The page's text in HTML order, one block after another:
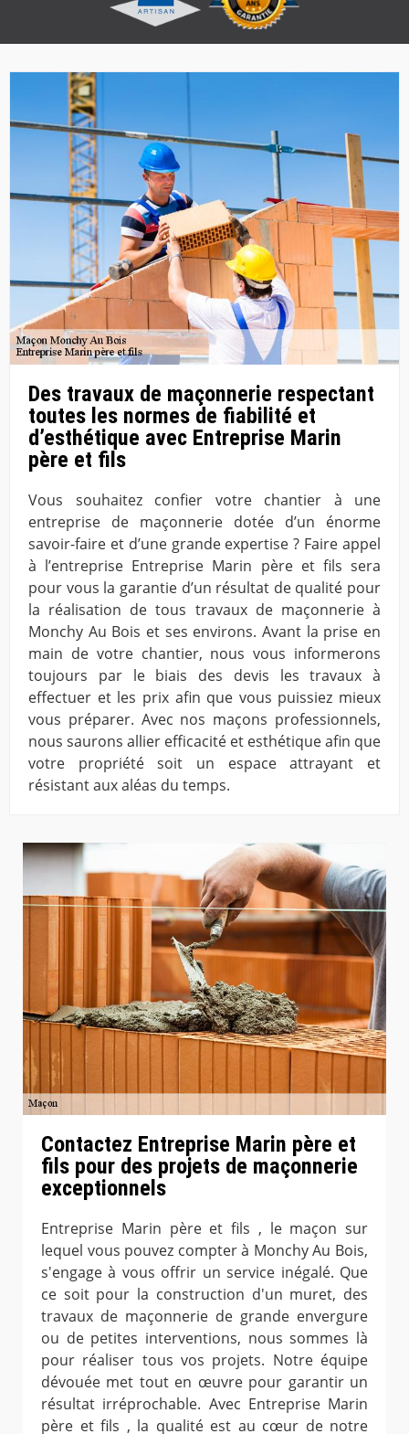
Des travaux de maçonnerie respectant
toutes les normes de fiabilité et
d’esthétique avec Entreprise Marin
père et fils
Vous souhaitez confier votre chantier à une
entreprise de maçonnerie dotée d’un énorme
savoir-faire et d’une grande expertise ? Faire appel
à l’entreprise Entreprise Marin père et fils sera
pour vous la garantie d’un résultat de qualité pour
la réalisation de tous travaux de maçonnerie à
Monchy Au Bois et ses environs. Avant la prise en
main de votre chantier, nous vous informerons
toujours par le biais des devis les travaux à
effectuer et les prix afin que vous puissiez mieux
vous préparer. Avec nos maçons professionnels,
nous saurons allier efficacité et esthétique afin que
votre propriété soit un espace attrayant et
résistant aux aléas du temps.
Contactez Entreprise Marin père et
fils pour des projets de maçonnerie
exceptionnels
Entreprise Marin père et fils , le maçon sur
lequel vous pouvez compter à Monchy Au Bois,
s'engage à vous offrir un service inégalé. Que
ce soit pour la construction d'un muret, des
travaux de maçonnerie de grande envergure
ou de petites interventions, nous sommes là
pour réaliser tous vos projets. Notre équipe
dévouée met tout en œuvre pour garantir un
résultat irréprochable. Avec Entreprise Marin
père et fils , la qualité est au cœur de notre